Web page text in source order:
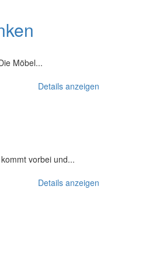
Möbel...
Details anzeigen
vorbei und...
Details anzeigen